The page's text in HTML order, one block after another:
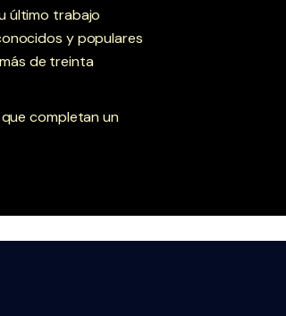
último trabajo
y populares
de treinta
que completan un